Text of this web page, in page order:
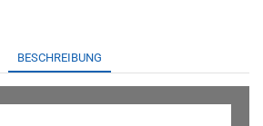
BESCHREIBUNG